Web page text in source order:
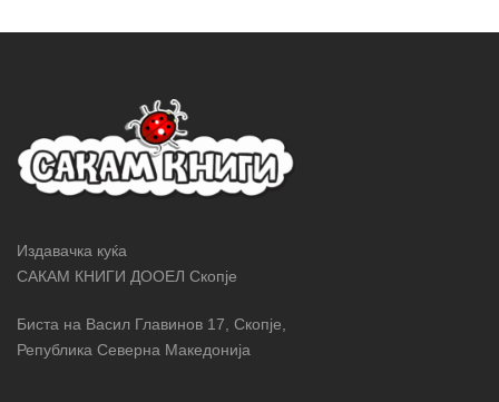
Издавачка куќа
САКАМ КНИГИ ДООЕЛ Скопје
Биста на Васил Главинов 17, Скопје,
Република Северна Македонија